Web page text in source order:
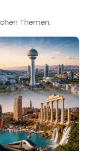
Themen.